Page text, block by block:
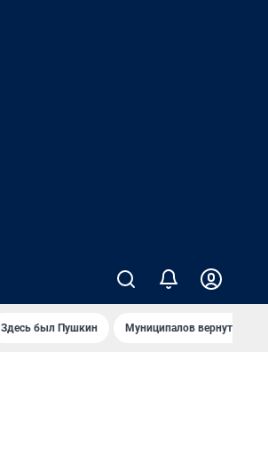
Здесь был Пушкин Муниципалов вернут на